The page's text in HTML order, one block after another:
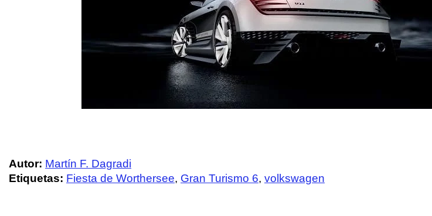
Autor: Martín F. Dagradi
Etiquetas: Fiesta de Worthersee, Gran Turismo 6, volkswagen